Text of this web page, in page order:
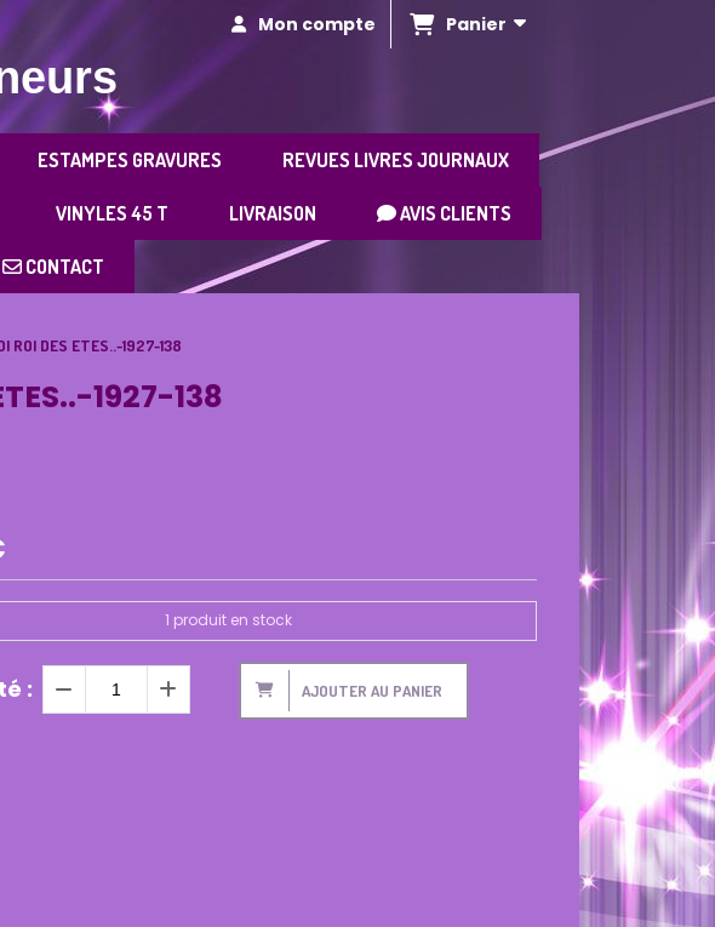
Mon compte Panier
ESTAMPES GRAVURES REVUES LIVRES JOURNAUX
VINYLES 45 T LIVRAISON AVIS CLIENTS
CONTACT
ROI DES ETES..-1927-138
1927-138
1 produit en stock
: AJOUTER AU PANIER